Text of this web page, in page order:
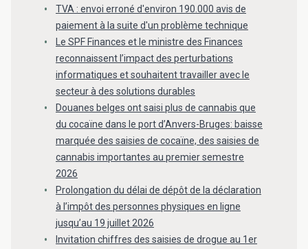
TVA : envoi erroné d'environ 190.000 avis de
paiement à la suite d'un problème technique
Le SPF Finances et le ministre des Finances
reconnaissent l’impact des perturbations
informatiques et souhaitent travailler avec le
secteur à des solutions durables
Douanes belges ont saisi plus de cannabis que
du cocaïne dans le port d’Anvers-Bruges: baisse
marquée des saisies de cocaïne, des saisies de
cannabis importantes au premier semestre
2026
Prolongation du délai de dépôt de la déclaration
à l’impôt des personnes physiques en ligne
jusqu’au 19 juillet 2026
Invitation chiffres des saisies de drogue au 1er